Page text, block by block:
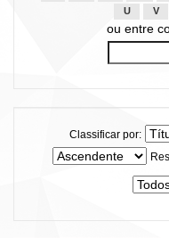
U
V
ou entre
Classificar por: